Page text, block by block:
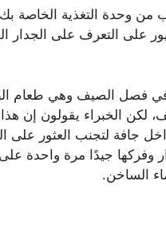
من وحدة التغذية
على التعرف على
في فصل الصيف وهي طعام
لكن الخبراء يقولون إن
جافة لتجنب العثور على
وفركها جيدًا مرة واحدة
الساخن.